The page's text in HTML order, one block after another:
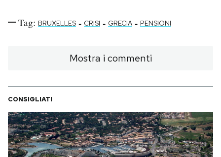
Tag: BRUXELLES - CRISI - GRECIA - PENSIONI
Mostra i commenti
CONSIGLIATI